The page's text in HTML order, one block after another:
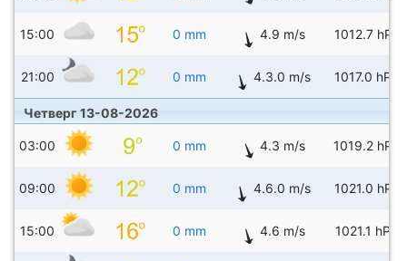
15:00 0 mm 4.9 m/s 1012.7 hPa
21:00 0 mm 4.3.0 m/s 1017.0 hPa
Четверг 13-08-2026
03:00 0 mm 4.3 m/s 1019.2 hPa
09:00 0 mm 4.6.0 m/s 1021.0 hPa
15:00 0 mm 4.6 m/s 1021.1 hPa